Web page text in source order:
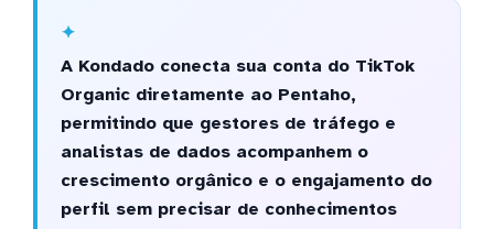
A Kondado conecta sua conta do TikTok
Organic diretamente ao Pentaho,
permitindo que gestores de tráfego e
analistas de dados acompanhem o
crescimento orgânico e o engajamento do
perfil sem precisar de conhecimentos